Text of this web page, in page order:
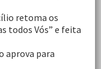
retoma os
todos Vós” e feita
aprova para